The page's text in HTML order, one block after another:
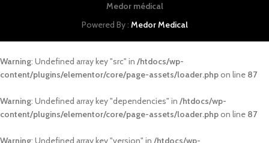
Medor médical
Powered By : Medor Medical
Warning: Undefined array key "src" in /htdocs/wp-
content/plugins/elementor/core/page-assets/loader.phpon line 87
Warning: Undefined array key "dependencies" in /htdocs/wp-
content/plugins/elementor/core/page-assets/loader.phpon line 87